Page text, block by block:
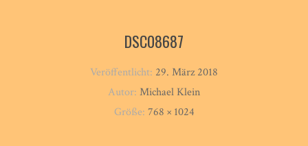
DSC08687
Veröffentlicht: 29. März 2018
Autor: Michael Klein
Größe: 768 × 1024